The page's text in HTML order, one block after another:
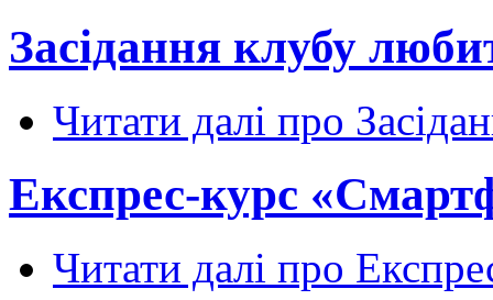
Засідання клубу
Читати далі про
Експрес-курс
Читати далі про